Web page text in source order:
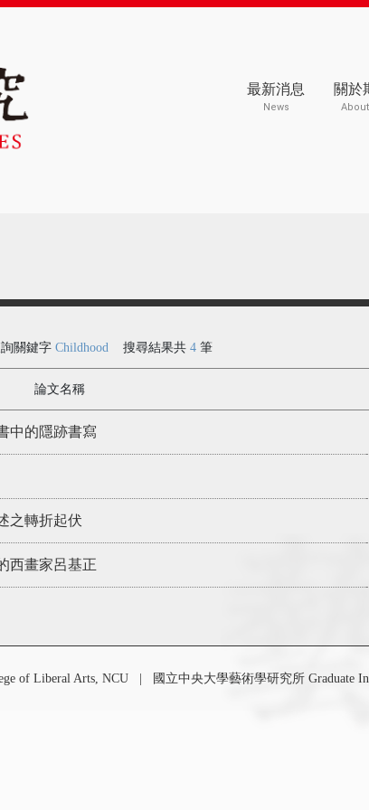
最新消息
News
關於
關鍵字 Childhood 搜尋結果共 4 筆
論文名稱
中的隱跡書寫
之轉折起伏
西畫家呂基正
of Liberal Arts, NCU | 國立中央大學藝術學研究所 Graduate